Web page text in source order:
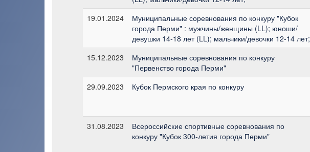
19.01.2024
Муниципальные соревнования по конкуру "Кубок
города Перми" : мужчины/женщины (LL); юноши/
девушки 14-18 лет (LL); мальчики/девочки 12-14 лет;
15.12.2023
Муниципальные соревнования по конкуру
"Первенство города Перми"
29.09.2023 Кубок Пермского края по конкуру
31.08.2023
Всероссийские спортивные соревнования по
конкуру "Кубок 300-летия города Перми"